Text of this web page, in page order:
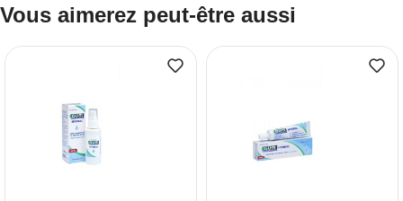
Vous aimerez peut-être aussi